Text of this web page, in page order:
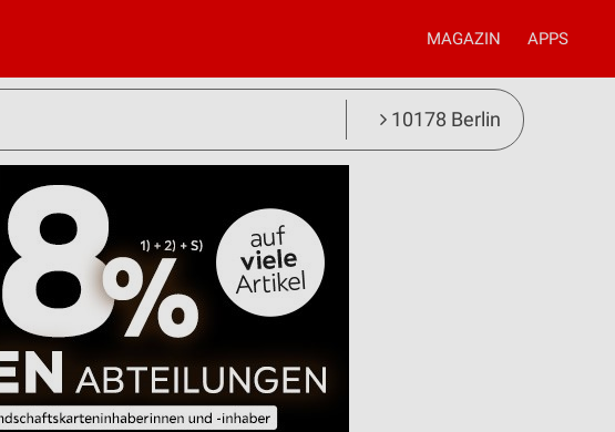
MAGAZIN APPS
10178 Berlin